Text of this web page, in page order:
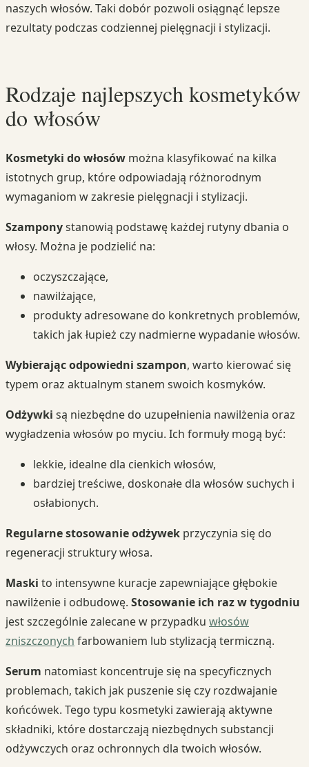
naszych włosów. Taki dobór pozwoli osiągnąć lepsze
rezultaty podczas codziennej pielęgnacji i stylizacji.
Rodzaje najlepszych kosmetyków
do włosów
Kosmetyki do włosów można klasyfikować na kilka
istotnych grup, które odpowiadają różnorodnym
wymaganiom w zakresie pielęgnacji i stylizacji.
Szamponystanowią podstawę każdej rutyny dbania o
włosy. Można je podzielić na:
oczyszczające,
nawilżające,
produkty adresowane do konkretnych problemów,
takich jak łupież czy nadmierne wypadanie włosów.
Wybierając odpowiedni szampon, warto kierować się
typem oraz aktualnym stanem swoich kosmyków.
Odżywki są niezbędne do uzupełnienia nawilżenia oraz
wygładzenia włosów po myciu. Ich formuły mogą być:
lekkie, idealne dla cienkich włosów,
bardziej treściwe, doskonałe dla włosów suchych i
osłabionych.
Regularne stosowanie odżywek przyczynia się do
regeneracji struktury włosa.
Maski to intensywne kuracje zapewniające głębokie
nawilżenie i odbudowę. Stosowanie ich raz w tygodniu
jest szczególnie zalecane w przypadku włosów
zniszczonych farbowaniem lub stylizacją termiczną.
Serum natomiast koncentruje się na specyficznych
problemach, takich jak puszenie się czy rozdwajanie
końcówek. Tego typu kosmetyki zawierają aktywne
składniki, które dostarczają niezbędnych substancji
odżywczych oraz ochronnych dla twoich włosów.